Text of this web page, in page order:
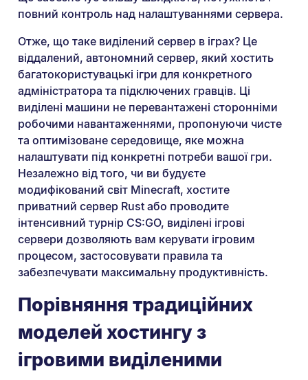
повний контроль над налаштуваннями сервера.
Отже, що таке виділений сервер в іграх? Це
віддалений, автономний сервер, який хостить
багатокористувацькі ігри для конкретного
адміністратора та підключених гравців. Ці
виділені машини не перевантажені сторонніми
робочими навантаженнями, пропонуючи чисте
та оптимізоване середовище, яке можна
налаштувати під конкретні потреби вашої гри.
Незалежно від того, чи ви будуєте
модифікований світ Minecraft, хостите
приватний сервер Rust або проводите
інтенсивний турнір CS:GO, виділені ігрові
сервери дозволяють вам керувати ігровим
процесом, застосовувати правила та
забезпечувати максимальну продуктивність.
Порівняння традиційних
моделей хостингу з
ігровими виділеними